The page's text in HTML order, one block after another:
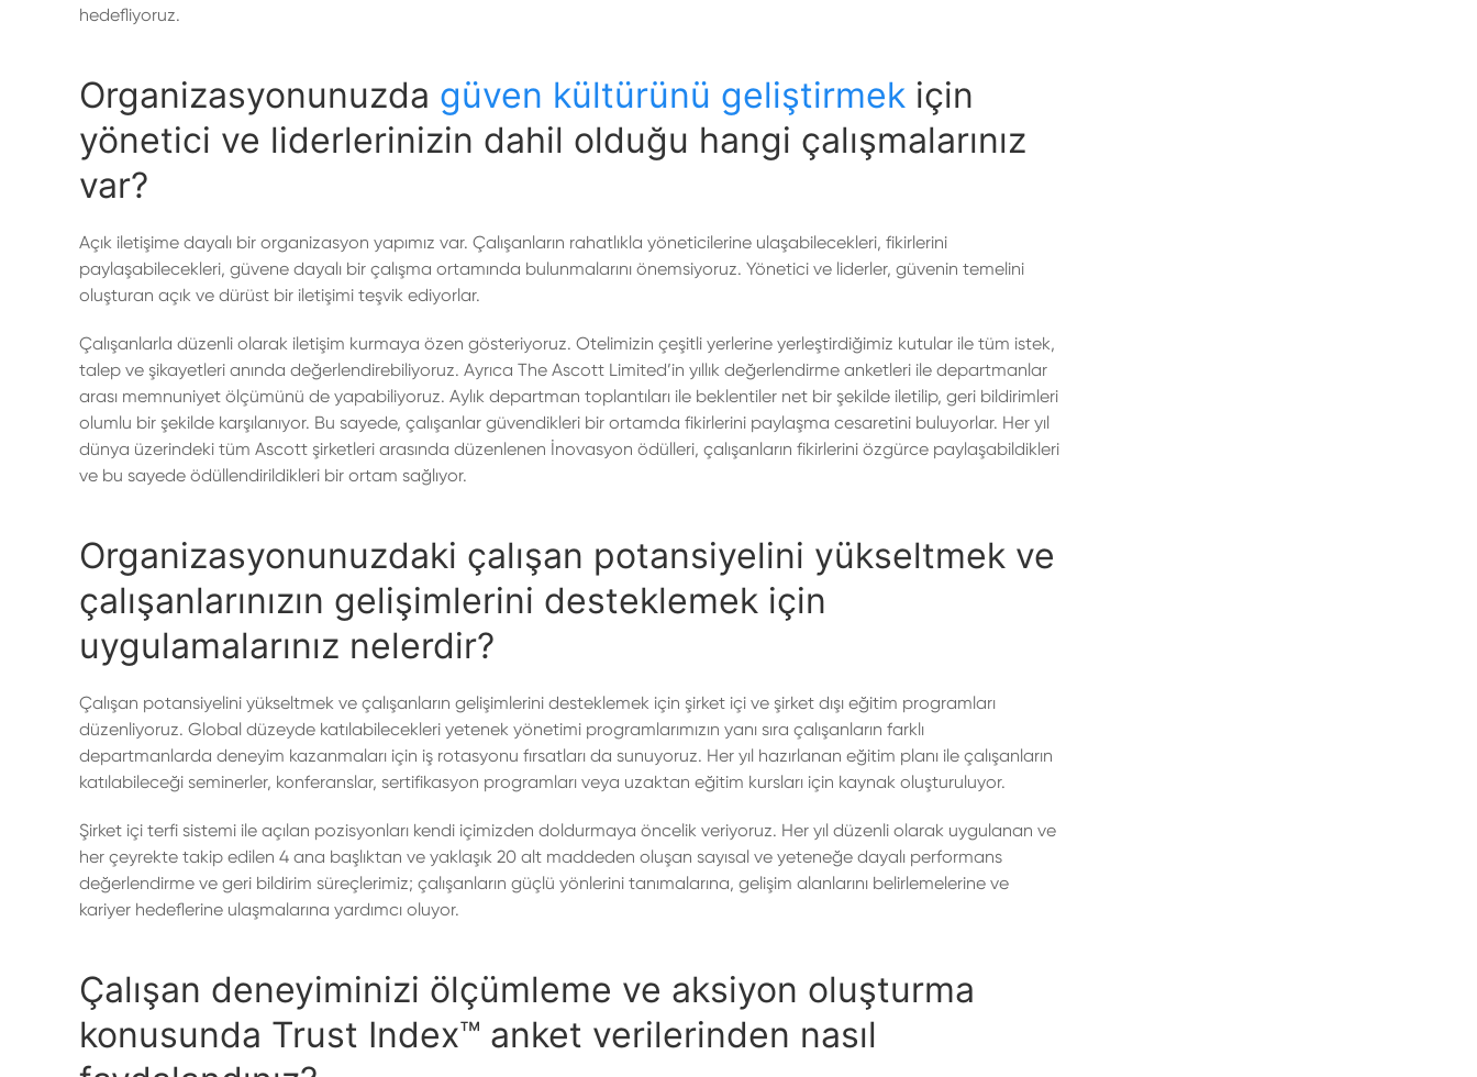
hedefliyoruz.
Organizasyonunuzda güven kültürünü geliştirmek için
yönetici ve liderlerinizin dahil olduğu hangi çalışmalarınız
var?
Açık iletişime dayalı bir organizasyon yapımız var. Çalışanların rahatlıkla yöneticilerine ulaşabilecekleri, fikirlerini
paylaşabilecekleri, güvene dayalı bir çalışma ortamında bulunmalarını önemsiyoruz. Yönetici ve liderler, güvenin temelini
oluşturan açık ve dürüst bir iletişimi teşvik ediyorlar.
Çalışanlarla düzenli olarak iletişim kurmaya özen gösteriyoruz. Otelimizin çeşitli yerlerine yerleştirdiğimiz kutular ile tüm istek,
talep ve şikayetleri anında değerlendirebiliyoruz. Ayrıca The Ascott Limited’in yıllık değerlendirme anketleri ile departmanlar
arası memnuniyet ölçümünü de yapabiliyoruz. Aylık departman toplantıları ile beklentiler net bir şekilde iletilip, geri bildirimleri
olumlu bir şekilde karşılanıyor. Bu sayede, çalışanlar güvendikleri bir ortamda fikirlerini paylaşma cesaretini buluyorlar. Her yıl
dünya üzerindeki tüm Ascott şirketleri arasında düzenlenen İnovasyon ödülleri, çalışanların fikirlerini özgürce paylaşabildikleri
ve bu sayede ödüllendirildikleri bir ortam sağlıyor.
Organizasyonunuzdaki çalışan potansiyelini yükseltmek ve
çalışanlarınızın gelişimlerini desteklemek için
uygulamalarınız nelerdir?
Çalışan potansiyelini yükseltmek ve çalışanların gelişimlerini desteklemek için şirket içi ve şirket dışı eğitim programları
düzenliyoruz. Global düzeyde katılabilecekleri yetenek yönetimi programlarımızın yanı sıra çalışanların farklı
departmanlarda deneyim kazanmaları için iş rotasyonu fırsatları da sunuyoruz. Her yıl hazırlanan eğitim planı ile çalışanların
katılabileceği seminerler, konferanslar, sertifikasyon programları veya uzaktan eğitim kursları için kaynak oluşturuluyor.
Şirket içi terfi sistemi ile açılan pozisyonları kendi içimizden doldurmaya öncelik veriyoruz. Her yıl düzenli olarak uygulanan ve
her çeyrekte takip edilen 4 ana başlıktan ve yaklaşık 20 alt maddeden oluşan sayısal ve yeteneğe dayalı performans
değerlendirme ve geri bildirim süreçlerimiz; çalışanların güçlü yönlerini tanımalarına, gelişim alanlarını belirlemelerine ve
kariyer hedeflerine ulaşmalarına yardımcı oluyor.
Çalışan deneyiminizi ölçümleme ve aksiyon oluşturma
konusunda Trust Index™ anket verilerinden nasıl